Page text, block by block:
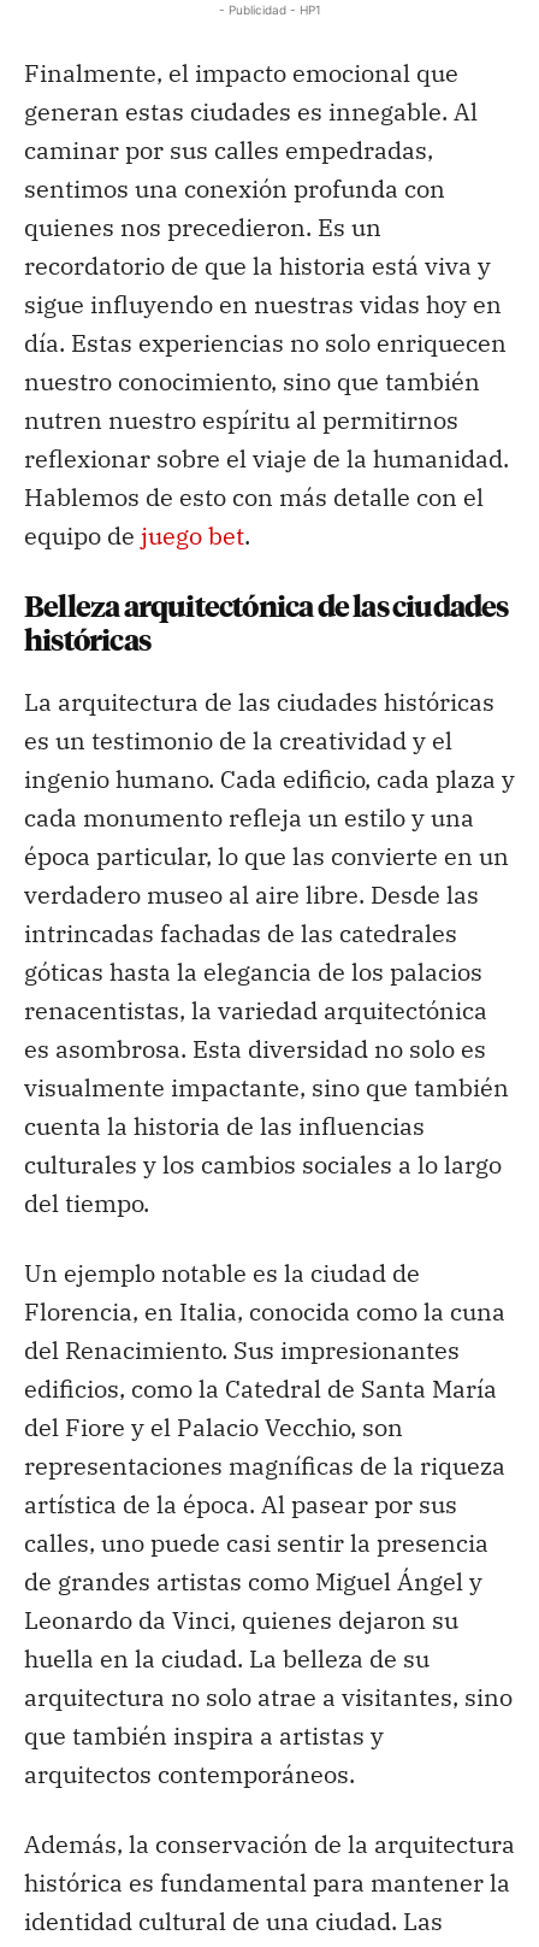
- Publicidad - HP1
Finalmente, el impacto emocional que
generan estas ciudades es innegable. Al
caminar por sus calles empedradas,
sentimos una conexión profunda con
quienes nos precedieron. Es un
recordatorio de que la historia está viva y
sigue influyendo en nuestras vidas hoy en
día. Estas experiencias no solo enriquecen
nuestro conocimiento, sino que también
nutren nuestro espíritu al permitirnos
reflexionar sobre el viaje de la humanidad.
Hablemos de esto con más detalle con el
equipo de juego bet.
Belleza arquitectónica de las ciudades
históricas
La arquitectura de las ciudades históricas
es un testimonio de la creatividad y el
ingenio humano. Cada edificio, cada plaza y
cada monumento refleja un estilo y una
época particular, lo que las convierte en un
verdadero museo al aire libre. Desde las
intrincadas fachadas de las catedrales
góticas hasta la elegancia de los palacios
renacentistas, la variedad arquitectónica
es asombrosa. Esta diversidad no solo es
visualmente impactante, sino que también
cuenta la historia de las influencias
culturales y los cambios sociales a lo largo
del tiempo.
Un ejemplo notable es la ciudad de
Florencia, en Italia, conocida como la cuna
del Renacimiento. Sus impresionantes
edificios, como la Catedral de Santa María
del Fiore y el Palacio Vecchio, son
representaciones magníficas de la riqueza
artística de la época. Al pasear por sus
calles, uno puede casi sentir la presencia
de grandes artistas como Miguel Ángel y
Leonardo da Vinci, quienes dejaron su
huella en la ciudad. La belleza de su
arquitectura no solo atrae a visitantes, sino
que también inspira a artistas y
arquitectos contemporáneos.
Además, la conservación de la arquitectura
histórica es fundamental para mantener la
identidad cultural de una ciudad. Las